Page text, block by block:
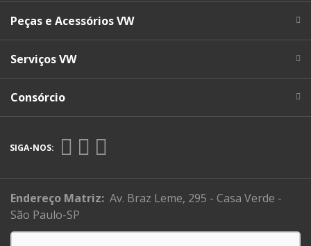
Peças e Acessórios VW
Serviços VW
Consórcio
SIGA-NOS:
Endereço Matriz: Av. Braz Leme, 295 - Casa Verde -
São Paulo-SP